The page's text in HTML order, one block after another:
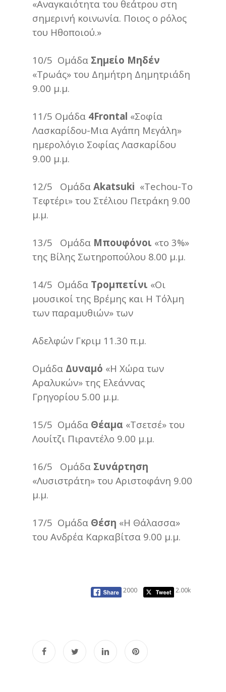
«Αναγκαιότητα του θεάτρου στη
σημερινή κοινωνία. Ποιος ο ρόλος
του Ηθοποιού.»
10/5 Ομάδα Σημείο Μηδέν
«Τρωάς» του Δημήτρη Δημητριάδη
9.00 μ.μ.
11/5 Ομάδα 4Frontal «Σοφία
Λασκαρίδου-Μια Αγάπη Μεγάλη»
ημερολόγιο Σοφίας Λασκαρίδου
9.00 μ.μ.
12/5 Ομάδα Akatsuki «Techou-Το
Τεφτέρι» του Στέλιου Πετράκη 9.00
μ.μ.
13/5 Ομάδα Μπουφόνοι «το 3%»
της Βίλης Σωτηροπούλου 8.00 μ.μ.
14/5 Ομάδα Τρομπετίνι «Οι
μουσικοί της Βρέμης και Η Τόλμη
των παραμυθιών» των
Αδελφών Γκριμ 11.30 π.μ.
Ομάδα Δυναμό «Η Χώρα των
Αραλυκών» της Ελεάννας
Γρηγορίου 5.00 μ.μ.
15/5 Ομάδα Θέαμα «Τσετσέ» του
Λουίτζι Πιραντέλο 9.00 μ.μ.
16/5 Ομάδα Συνάρτηση
«Λυσιστράτη» του Αριστοφάνη 9.00
μ.μ.
17/5 Ομάδα Θέση «Η Θάλασσα»
του Ανδρέα Καρκαβίτσα 9.00 μ.μ.
2000 2.00k